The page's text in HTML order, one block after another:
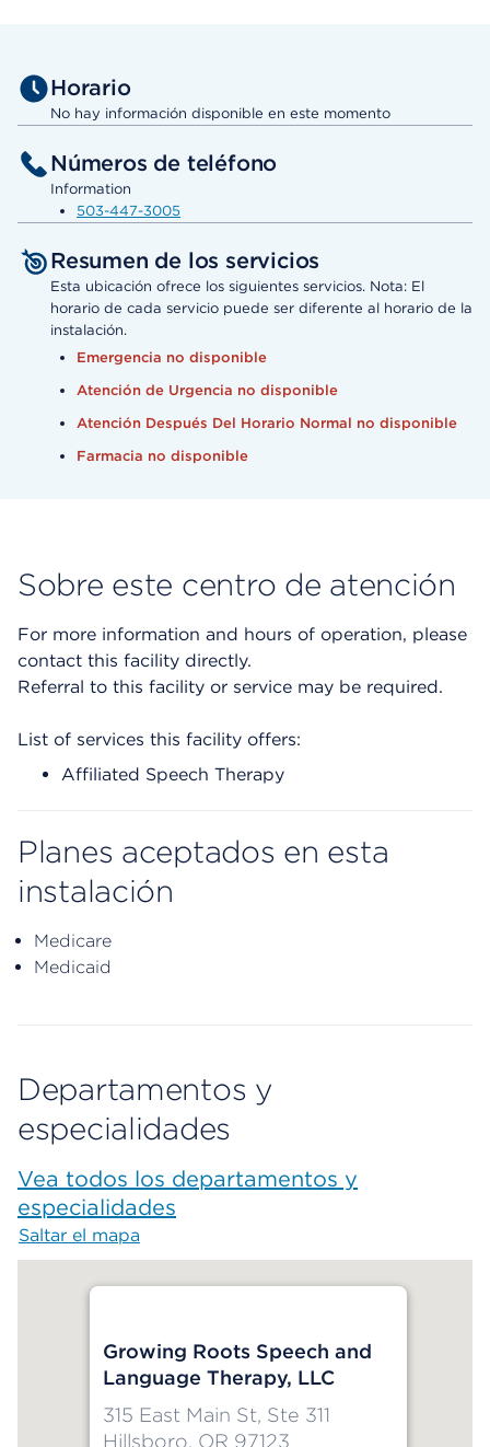
Horario
No hay información disponible en este momento
Números de teléfono
Information
503-447-3005
Resumen de los servicios
Esta ubicación ofrece los siguientes servicios. Nota: El
horario de cada servicio puede ser diferente al horario de la
instalación.
Emergencia no disponible
Atención de Urgencia no disponible
Atención Después Del Horario Normal no disponible
Farmacia no disponible
Sobre este centro de atención
For more information and hours of operation, please
contact this facility directly.
Referral to this facility or service may be required.
List of services this facility offers:
Affiliated Speech Therapy
Planes aceptados en esta
instalación
Medicare
Medicaid
Departamentos y
especialidades
Vea todos los departamentos y
especialidades
Saltar el mapa
Growing Roots Speech and
Language Therapy, LLC
315 East Main St, Ste 311
Hillsboro, OR 97123